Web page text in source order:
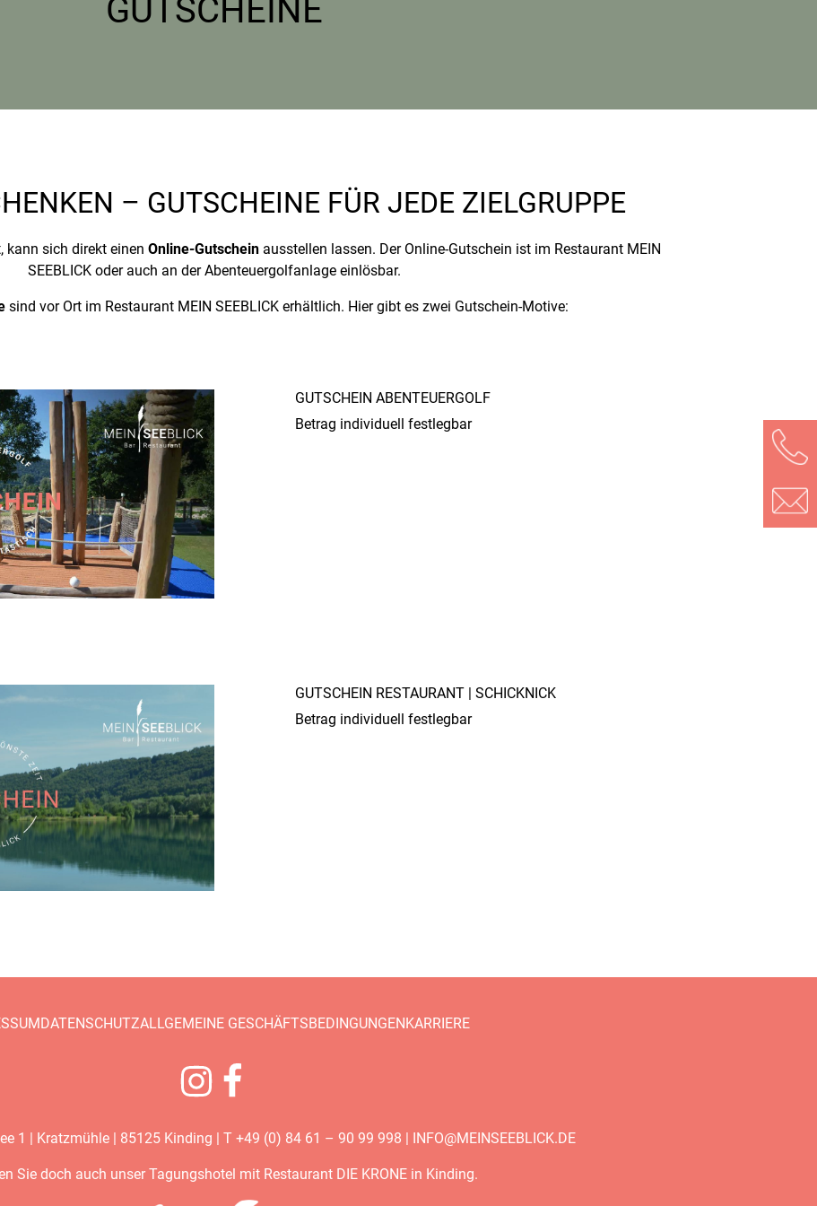
GUTSCHEINE
– GUTSCHEINE FÜR JEDE ZIELGRUPPE
kann sich direkt einen Online-Gutschein ausstellen lassen. Der Online-Gutschein ist im Restaurant MEIN
SEEBLICK oder auch an der Abenteuergolfanlage einlösbar.
sind vor Ort im Restaurant MEIN SEEBLICK erhältlich. Hier gibt es zwei Gutschein-Motive:
GUTSCHEIN ABENTEUERGOLF
Betrag individuell festlegbar
GUTSCHEIN RESTAURANT | SCHICKNICK
Betrag individuell festlegbar
DATENSCHUTZALLGEMEINE GESCHÄFTSBEDINGUNGENKARRIERE
1 | Kratzmühle | 85125 Kinding | T +49 (0) 84 61 – 90 99 998 | INFO@MEINSEEBLICK.DE
Sie doch auch unser Tagungshotel mit Restaurant DIE KRONEin Kinding.